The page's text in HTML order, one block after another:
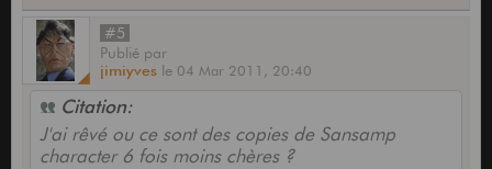
#5
Publié par
jimiyves le 04 Mar 2011, 20:40
Citation:
J'ai rêvé ou ce sont des copies de Sansamp
character 6 fois moins chères ?